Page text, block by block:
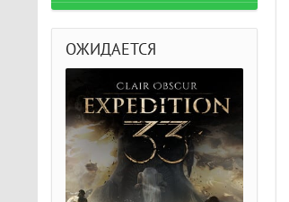
ОЖИДАЕТСЯ